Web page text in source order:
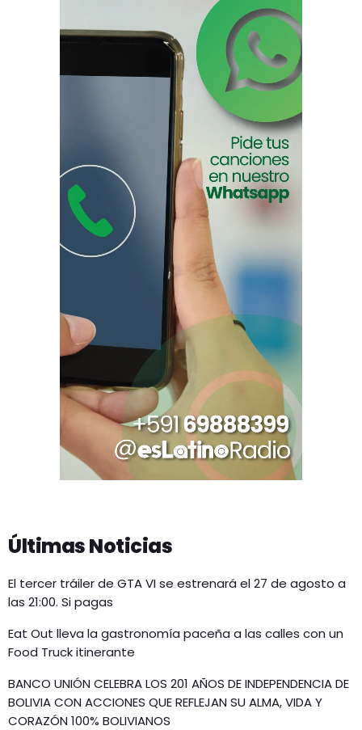
Últimas Noticias
El tercer tráiler de GTA VI se estrenará el 27 de agosto a
las 21:00. Si pagas
Eat Out lleva la gastronomía paceña a las calles con un
Food Truck itinerante
BANCO UNIÓN CELEBRA LOS 201 AÑOS DE INDEPENDENCIA DE
BOLIVIA CON ACCIONES QUE REFLEJAN SU ALMA, VIDA Y
CORAZÓN 100% BOLIVIANOS